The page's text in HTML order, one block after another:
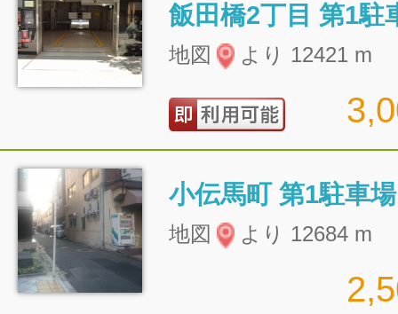
飯田橋2丁目 第1駐
地図 より 12421 m
小伝馬町 第1駐車場
地図 より 12684 m